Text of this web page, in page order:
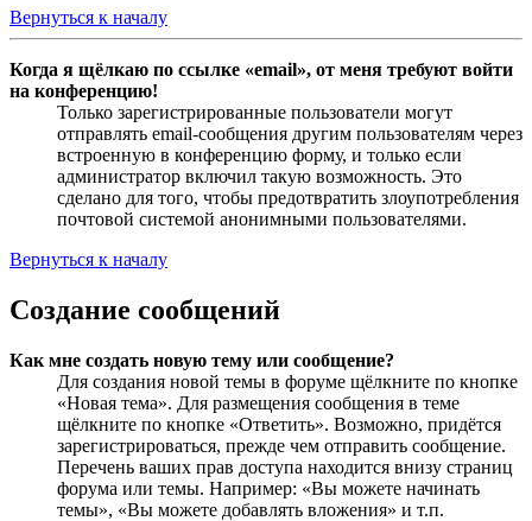
Вернуться к началу
Когда я щёлкаю по ссылке «email», от меня требуют войти
на конференцию!
Только зарегистрированные пользователи могут
отправлять email-сообщения другим пользователям через
встроенную в конференцию форму, и только если
администратор включил такую возможность. Это
сделано для того, чтобы предотвратить злоупотребления
почтовой системой анонимными пользователями.
Вернуться к началу
Создание сообщений
Как мне создать новую тему или сообщение?
Для создания новой темы в форуме щёлкните по кнопке
«Новая тема». Для размещения сообщения в теме
щёлкните по кнопке «Ответить». Возможно, придётся
зарегистрироваться, прежде чем отправить сообщение.
Перечень ваших прав доступа находится внизу страниц
форума или темы. Например: «Вы можете начинать
темы», «Вы можете добавлять вложения» и т.п.